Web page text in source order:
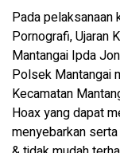
‎Pada pelaksanaan
Pornografi, Ujaran
Mantangai Ipda
Polsek Mantangai
Kecamatan
Hoax yang dapat
menyebarkan